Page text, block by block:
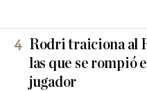
Rodri traiciona al
las que se rompió
jugador